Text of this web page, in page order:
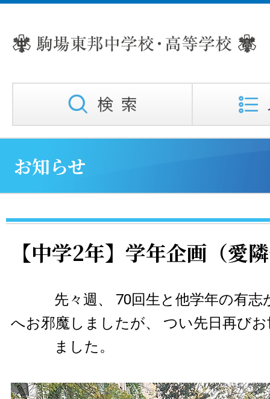
お知らせ
【中学2年】学年企画（愛
先々週、 70回生と他学年の有志
へお邪魔しましたが、 つい先日再び
ました。